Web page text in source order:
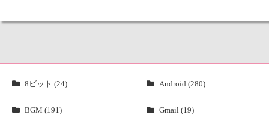
8ビット (24) Android (280)
BGM (191) Gmail (19)